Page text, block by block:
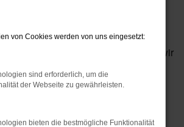
von Fulda auf der Suche nach
das Leistung, Stil und Komfort
ist der Proace von Toyota bei Motor-
für Sie. Seit über 90 Jahren sind wir
Toyota Autohaus in der Nähe von
eine umfassende Auswahl an
die all Ihre Erwartungen erfüllen
von Cookies werden von uns eingesetzt:
sind erforderlich, um die
der Webseite zu gewährleisten.
bieten die bestmögliche Funktionalität